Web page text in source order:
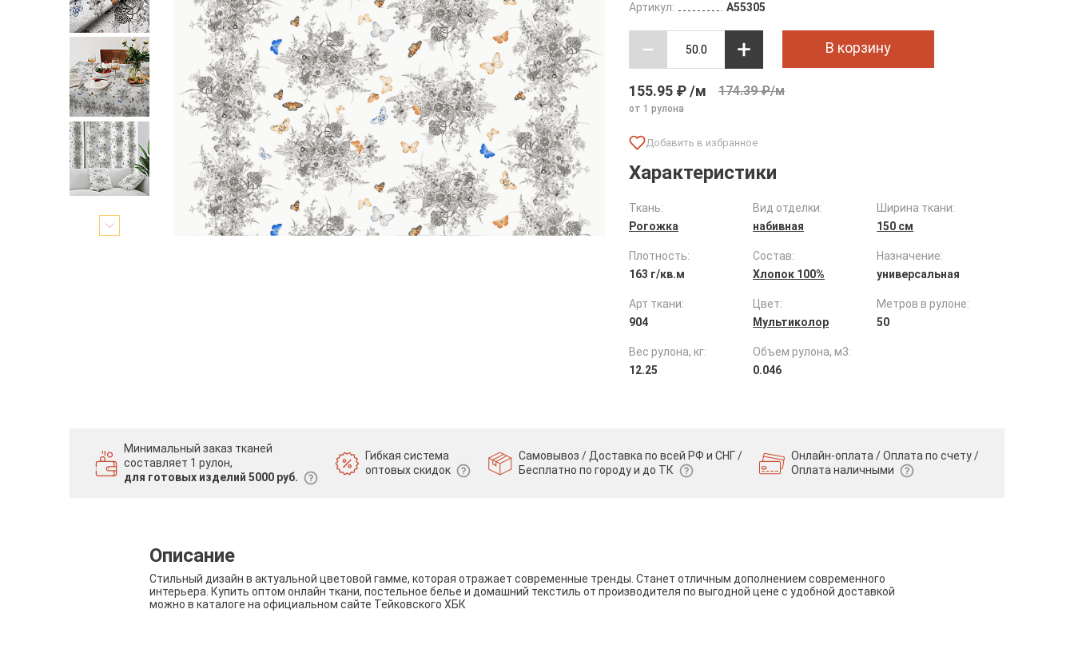
Артикул: A55305
В корзину
155.95 ₽ /м 174.39 ₽/м
от 1 рулона
Характеристики
Ткань:
Рогожка
Вид отделки:
набивная
Ширина ткани:
150 см
Плотность:
163 г/кв.м
Состав:
Хлопок 100%
Назначение:
универсальная
Арт ткани:
904
Цвет:
Мультиколор
Метров в рулоне:
50
Вес рулона, кг:
12.25
Объем рулона, м3:
0.046
Минимальный заказ тканей
составляет 1 рулон,
для готовых изделий 5000 руб.
Гибкая система
оптовых скидок
Самовывоз / Доставка по всей РФ и СНГ /
Бесплатно по городу и до ТК
Онлайн-оплата / Оплата по счету /
Оплата наличными
Описание
Стильный дизайн в актуальной цветовой гамме, которая отражает современные тренды. Станет отличным дополнением современного
интерьера. Купить оптом онлайн ткани, постельное белье и домашний текстиль от производителя по выгодной цене с удобной доставкой
можно в каталоге на официальном сайте Тейковского ХБК